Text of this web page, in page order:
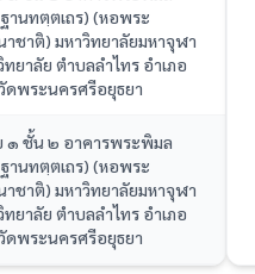
านทตฺตเถร) (หอพระ
าชาติ) มหาวิทยาลัยมหาจุฬา
ยาลัย ตำบลลำไทร อำเภอ
ดพระนครศรีอยุธยา
๑ ชั้น ๒ อาคารพระพิมล
านทตฺตเถร) (หอพระ
าชาติ) มหาวิทยาลัยมหาจุฬา
ยาลัย ตำบลลำไทร อำเภอ
ดพระนครศรีอยุธยา